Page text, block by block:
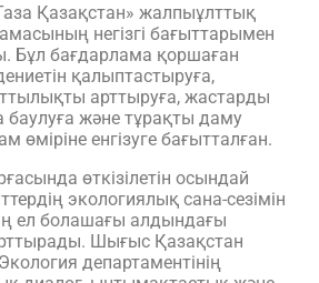
Қазақстан» жалпыұлттық
негізгі бағыттарымен
Бұл бағдарлама қоршаған
қалыптастыруға,
арттыруға, жастарды
баулуға және тұрақты даму
өміріне енгізуге бағытталған.
өткізілетін осындай
экологиялық сана-сезімін
ел болашағы алдындағы
Шығыс Қазақстан
департаментінің